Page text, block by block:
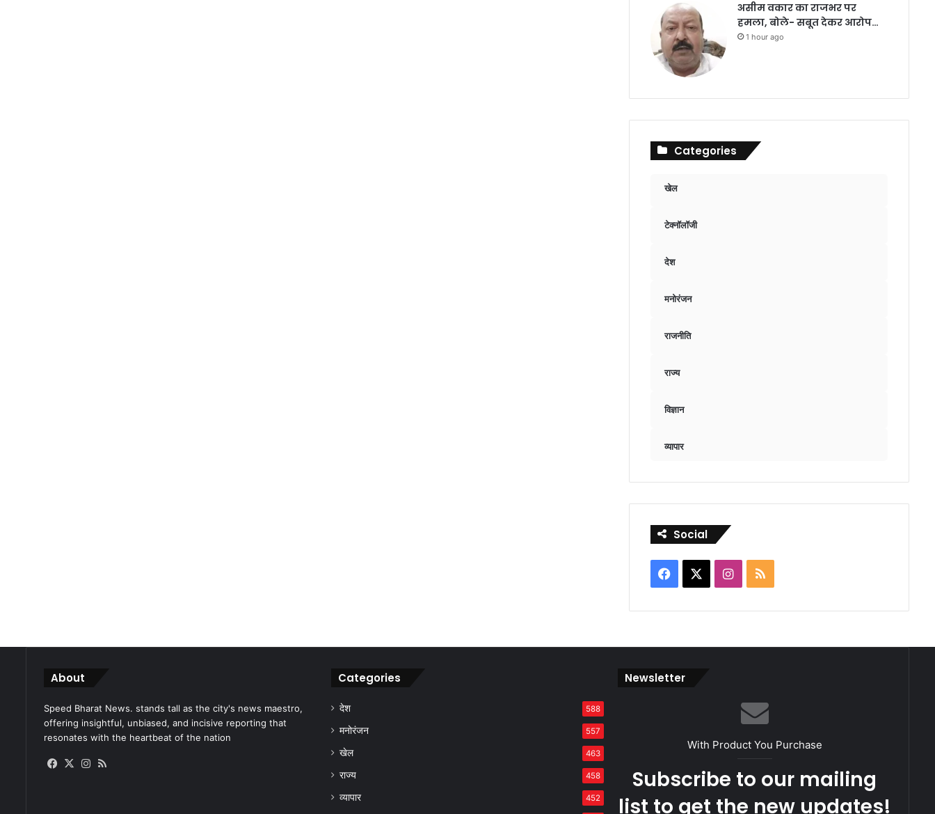
असीम वकार का राजभर पर
हमला, बोले- सबूत देकर आरोप…
1 hour ago
Categories
खेल
टेक्नॉलॉजी
देश
मनोरंजन
राजनीति
राज्य
विज्ञान
व्यापार
Social
Facebook Instagram
RSS
About
Speed Bharat News. stands tall as the city's news maestro,
offering insightful, unbiased, and incisive reporting that
resonates with the heartbeat of the nation
Facebook
X Instagram
Categories
देश 588
मनोरंजन 557
खेल 463
राज्य 458
व्यापार 452
Newsletter
With Product You Purchase
Subscribe to our mailing
list to get the new updates!